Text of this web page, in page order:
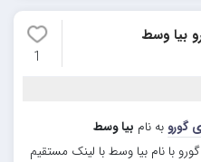
بیا وسط
1
گورو به نام بیا وسط
با نام بیا وسط با لینک مستقیم